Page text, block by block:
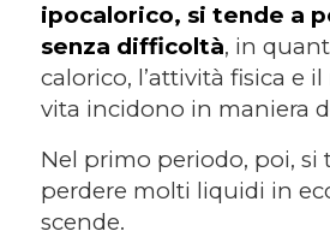
ipocalorico, si tende a
senza difficoltà, in
calorico, l’attività fisica e
vita incidono in maniera
Nel primo periodo, poi, si
perdere molti liquidi in
scende.